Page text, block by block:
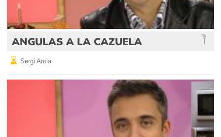
ANGULAS A LA CAZUELA
Sergi Arola